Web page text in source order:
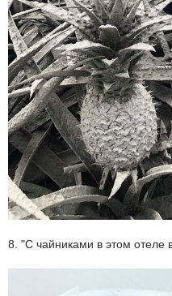
8. "С чайниками в этом отеле